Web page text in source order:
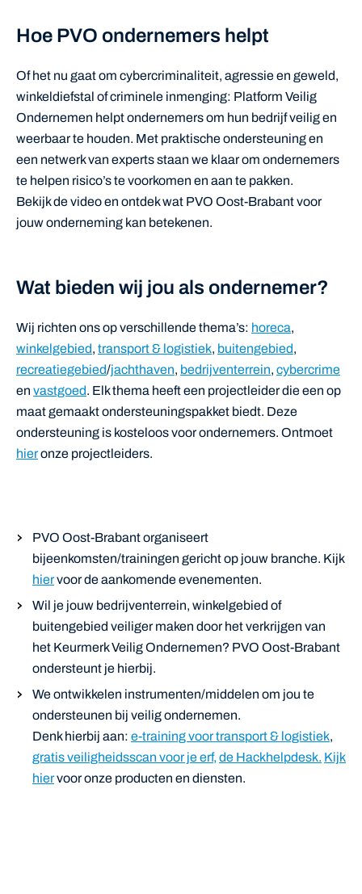
Hoe PVO ondernemers helpt
Of het nu gaat om cybercriminaliteit, agressie en geweld,
winkeldiefstal of criminele inmenging: Platform Veilig
Ondernemen helpt ondernemers om hun bedrijf veilig en
weerbaar te houden. Met praktische ondersteuning en
een netwerk van experts staan we klaar om ondernemers
te helpen risico’s te voorkomen en aan te pakken.
Bekijk de video en ontdek wat PVO Oost-Brabant voor
jouw onderneming kan betekenen.
Wat bieden wij jou als ondernemer?
Wij richten ons op verschillende thema’s: horeca,
winkelgebied, transport & logistiek, buitengebied,
recreatiegebied/jachthaven, bedrijventerrein, cybercrime
en vastgoed. Elk thema heeft een projectleider die een op
maat gemaakt ondersteuningspakket biedt. Deze
ondersteuning is kosteloos voor ondernemers. Ontmoet
hieronze projectleiders.
PVO Oost-Brabant organiseert
bijeenkomsten/trainingen gericht op jouw branche. Kijk
hiervoor de aankomende evenementen.
Wil je jouw bedrijventerrein, winkelgebied of
buitengebied veiliger maken door het verkrijgen van
het Keurmerk Veilig Ondernemen? PVO Oost-Brabant
ondersteunt je hierbij.
We ontwikkelen instrumenten/middelen om jou te
ondersteunen bij veilig ondernemen.
Denk hierbij aan: e-training voor transport & logistiek,
gratis veiligheidsscan voor je erf, de Hackhelpdesk. Kijk
hiervoor onze producten en diensten.